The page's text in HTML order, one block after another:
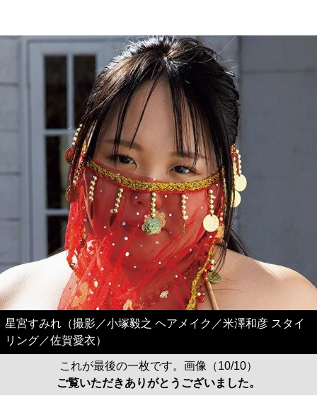
星宮すみれ（撮影／小塚毅之 ヘアメイク／米澤和彦 スタイ
リング／佐賀愛衣）
これが最後の一枚です。画像（10/10）
ご覧いただきありがとうございました。